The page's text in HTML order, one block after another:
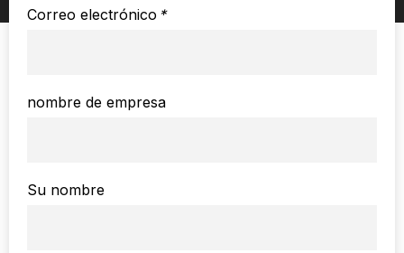
*
Correo electrónico
nombre de empresa
Su nombre